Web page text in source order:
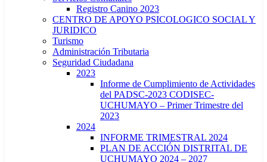
Registro Canino 2023
CENTRO DE APOYO PSICOLOGICO SOCIAL Y
JURIDICO
Turismo
Administración Tributaria
Seguridad Ciudadana
2023
Informe de Cumplimiento de Actividades
del PADSC-2023 CODISEC-
UCHUMAYO – Primer Trimestre del
2023
2024
INFORME TRIMESTRAL 2024
PLAN DE ACCIÓN DISTRITAL DE
UCHUMAYO 2024 – 2027